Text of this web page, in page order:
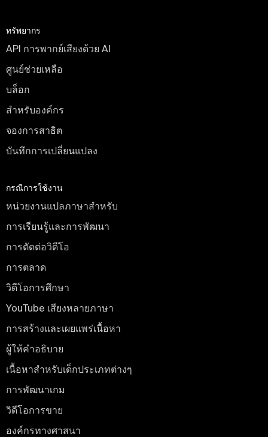
ทรัพยากร
API การพากย์เสียงด้วย AI
ศูนย์ช่วยเหลือ
บล็อก
สำหรับองค์กร
จองการสาธิต
บันทึกการเปลี่ยนแปลง
กรณีการใช้งาน
หน่วยงานแปลภาษาสำหรับ
การเรียนรู้และการพัฒนา
การตัดต่อวิดีโอ
การตลาด
วิดีโอการศึกษา
YouTube เสียงหลายภาษา
การสร้างและเผยแพร่เนื้อหา
ผู้ให้คำอธิบาย
เนื้อหาสำหรับเด็กประเภทต่างๆ
การพัฒนาเกม
วิดีโอการขาย
องค์กรทางศาสนา